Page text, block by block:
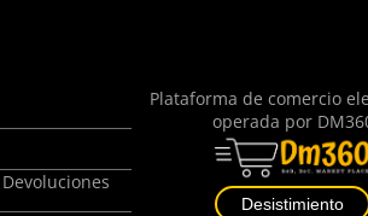
Plataforma de comercio
operada por
Desistimiento